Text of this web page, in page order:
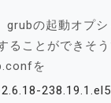
grubの起動オプ
ることができそう
を